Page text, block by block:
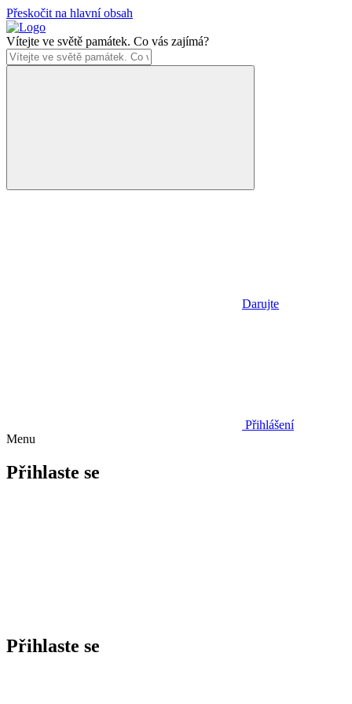
Přeskočit na hlavní obsah
Vítejte ve světě památek. Co vás zajímá?
Darujte
Přihlášení
Menu
Přihlaste se
Přihlaste se